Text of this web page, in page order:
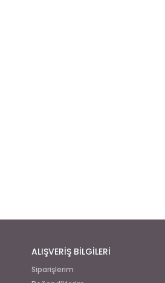
ALIŞVERİŞ BİLGİLERİ
Siparişlerim